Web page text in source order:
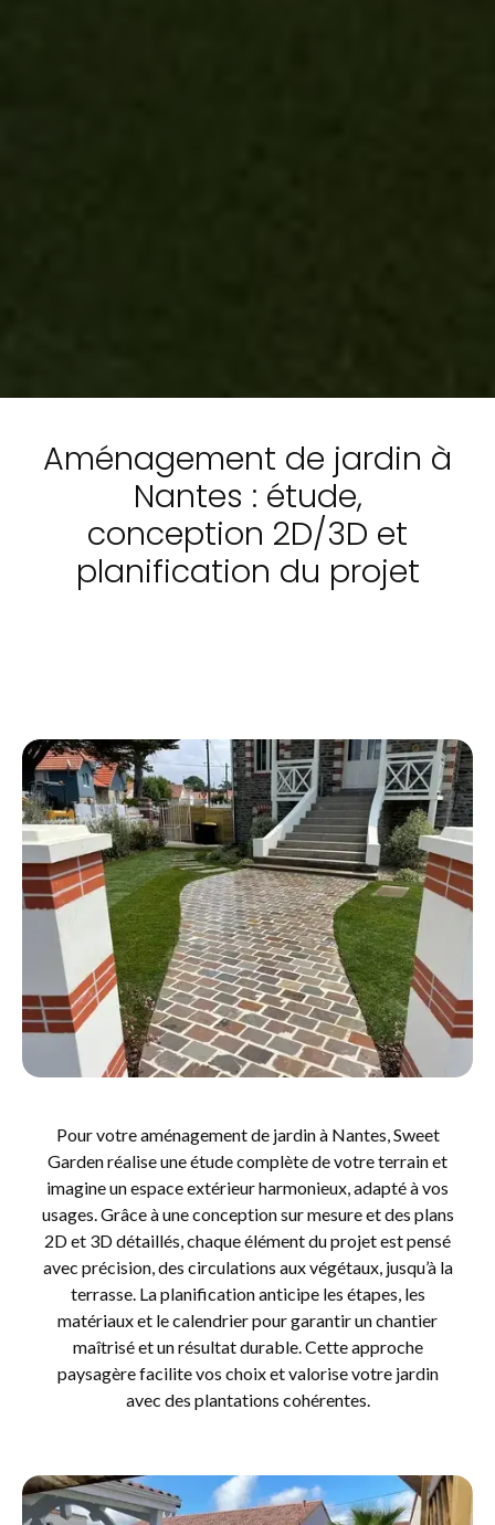
Aménagement de jardin à
Nantes : étude,
conception 2D/3D et
planification du projet
Pour votre aménagement de jardin à Nantes, Sweet
Garden réalise une étude complète de votre terrain et
imagine un espace extérieur harmonieux, adapté à vos
usages. Grâce à une conception sur mesure et des plans
2D et 3D détaillés, chaque élément du projet est pensé
avec précision, des circulations aux végétaux, jusqu’à la
terrasse. La planification anticipe les étapes, les
matériaux et le calendrier pour garantir un chantier
maîtrisé et un résultat durable. Cette approche
paysagère facilite vos choix et valorise votre jardin
avec des plantations cohérentes.